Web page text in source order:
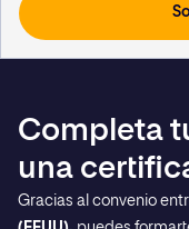
Usted podrá revocar el
reconocidos en los artículos
dirección de correo
Completa
una
Gracias al convenio